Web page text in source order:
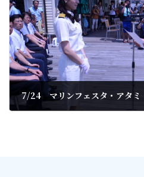
7/24 マリンフェスタ・アタミ